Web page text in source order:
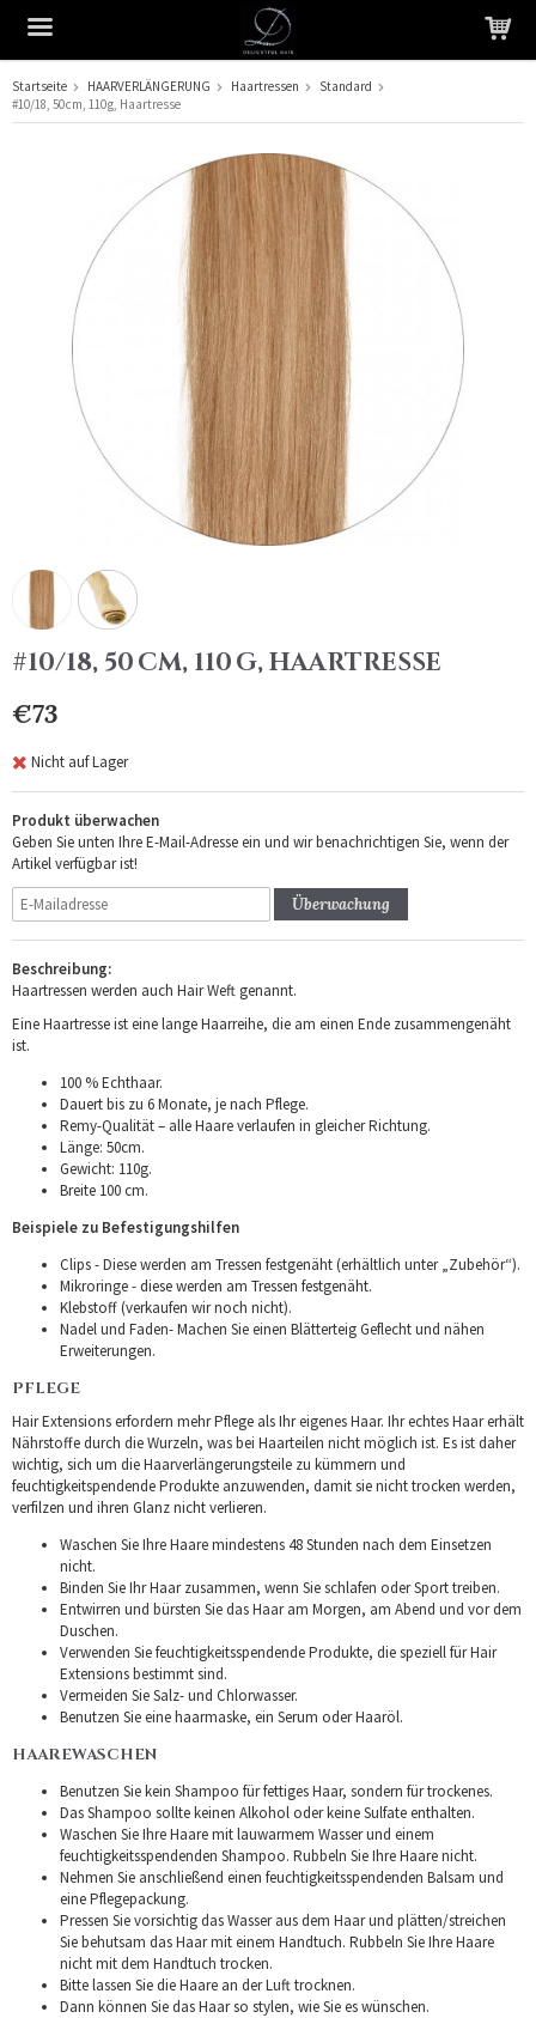
Das Produkt wurde in Ihren Warenkorb gelegt
Startseite HAARVERLÄNGERUNG Haartressen
Standard
#10/18, 50 cm, 110 g, Haartresse
#10/18, 50 CM, 110 G, HAARTRESSE
€73
Nicht auf Lager
Produkt überwachen
Geben Sie unten Ihre E-Mail-Adresse ein und wir benachrichtigen Sie, wenn der
Artikel verfügbar ist!
Überwachung
Beschreibung:
Haartressen werden auch Hair Weft genannt.
Eine Haartresse ist eine lange Haarreihe, die am einen Ende zusammengenäht
ist.
100 % Echthaar.
Dauert bis zu 6 Monate, je nach Pflege.
Remy-Qualität – alle Haare verlaufen in gleicher Richtung.
Länge: 50cm.
Gewicht: 110g.
Breite 100 cm.
Beispiele zu Befestigungshilfen
Clips - Diese werden am Tressen festgenäht (erhältlich unter „Zubehör“).
Mikroringe - diese werden am Tressen festgenäht.
Klebstoff (verkaufen wir noch nicht).
Nadel und Faden- Machen Sie einen Blätterteig Geflecht und nähen
Erweiterungen.
PFLEGE
Hair Extensions erfordern mehr Pflege als Ihr eigenes Haar. Ihr echtes Haar erhält
Nährstoffe durch die Wurzeln, was bei Haarteilen nicht möglich ist. Es ist daher
wichtig, sich um die Haarverlängerungsteile zu kümmern und
feuchtigkeitspendende Produkte anzuwenden, damit sie nicht trocken werden,
verfilzen und ihren Glanz nicht verlieren.
Waschen Sie Ihre Haare mindestens 48 Stunden nach dem Einsetzen
nicht.
Binden Sie Ihr Haar zusammen, wenn Sie schlafen oder Sport treiben.
Entwirren und bürsten Sie das Haar am Morgen, am Abend und vor dem
Duschen.
Verwenden Sie feuchtigkeitsspendende Produkte, die speziell für Hair
Extensions bestimmt sind.
Vermeiden Sie Salz- und Chlorwasser.
Benutzen Sie eine haarmaske, ein Serum oder Haaröl.
HAAREWASCHEN
Benutzen Sie kein Shampoo für fettiges Haar, sondern für trockenes.
Das Shampoo sollte keinen Alkohol oder keine Sulfate enthalten.
Waschen Sie Ihre Haare mit lauwarmem Wasser und einem
feuchtigkeitsspendenden Shampoo. Rubbeln Sie Ihre Haare nicht.
Nehmen Sie anschließend einen feuchtigkeitsspendenden Balsam und
eine Pflegepackung.
Pressen Sie vorsichtig das Wasser aus dem Haar und plätten/streichen
Sie behutsam das Haar mit einem Handtuch. Rubbeln Sie Ihre Haare
nicht mit dem Handtuch trocken.
Bitte lassen Sie die Haare an der Luft trocknen.
Dann können Sie das Haar so stylen, wie Sie es wünschen.